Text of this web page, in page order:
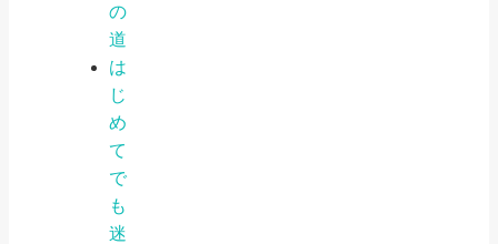
の
道
は
じ
め
て
で
も
迷